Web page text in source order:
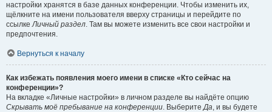
настройки хранятся в базе данных конференции. Чтобы изменить их,
щёлкните на имени пользователя вверху страницы и перейдите по
ссылкеЛичный раздел. Там вы можете изменить все свои настройки и
предпочтения.
Вернуться к началу
Как избежать появления моего имени в списке «Кто сейчас на
конференции»?
На вкладке «Личные настройки» в личном разделе вы найдёте опцию
Скрывать моё пребывание на конференции. ВыберитеДа, и вы будете